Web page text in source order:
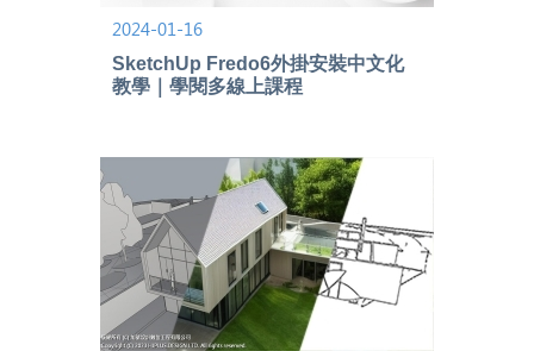
2024-01-16
SketchUp Fredo6外掛安裝中文化
教學｜學閱多線上課程